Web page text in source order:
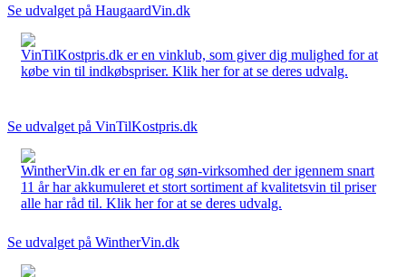
Se udvalget på HaugaardVin.dk
VinTilKostpris.dk er en vinklub, som giver dig mulighed for at
købe vin til indkøbspriser. Klik her for at se deres udvalg.
Se udvalget på VinTilKostpris.dk
WintherVin.dk er en far og søn-virksomhed der igennem snart
11 år har akkumuleret et stort sortiment af kvalitetsvin til priser
alle har råd til. Klik her for at se deres udvalg.
Se udvalget på WintherVin.dk